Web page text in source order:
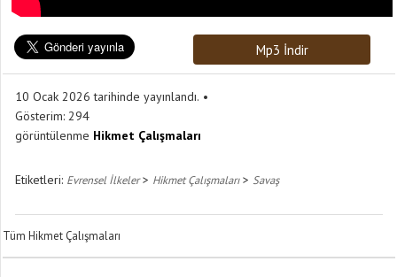
Mp3 İndir
10 Ocak 2026 tarihinde yayınlandı.
Gösterim: 294
görüntülenme Hikmet Çalışmaları
Etiketleri: Evrensel İlkeler> Hikmet Çalışmaları> Savaş
Tüm Hikmet Çalışmaları